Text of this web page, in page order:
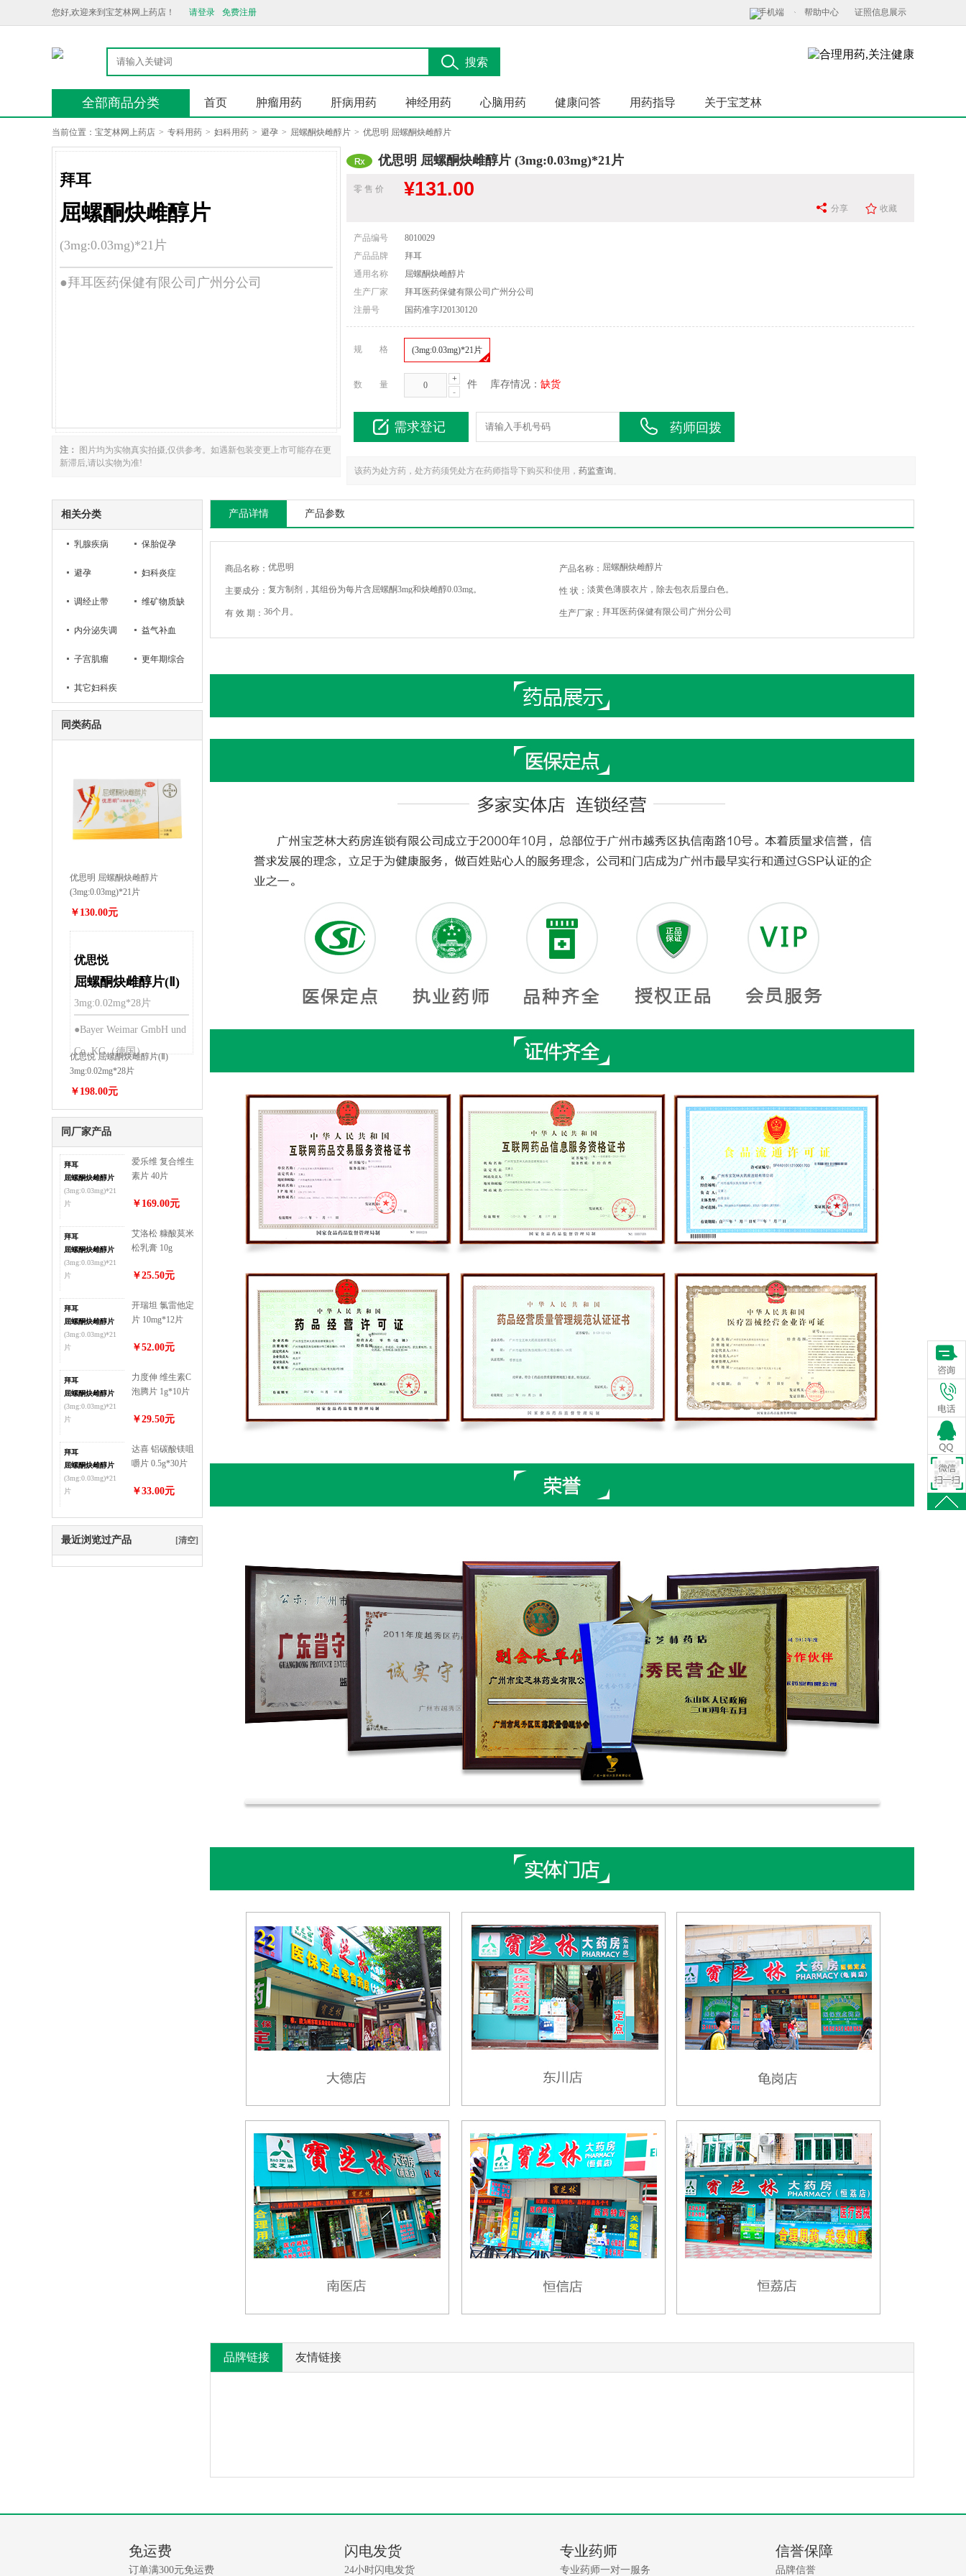
您好,欢迎来到宝芝林网上药店！ 请登录 免费注册 手机端 帮助中心 证照信息展示
搜索
全部商品分类 首页 肿瘤用药 肝病用药 神经用药 心脑用药 健康问答 用药指导 关于宝芝林
当前位置： 宝芝林网上药店 > 专科用药 > 妇科用药 > 避孕 > 屈螺酮炔雌醇片 > 优思明 屈螺酮炔雌醇片
拜耳
屈螺酮炔雌醇片
(3mg:0.03mg)*21片
●拜耳医药保健有限公司广州分公司
注：
图片均为实物真实拍摄,仅供参考。如遇新包装变更上市可能存在更
新滞后,请以实物为准!
优思明 屈螺酮炔雌醇片 (3mg:0.03mg)*21片
零 售 价 ¥131.00
分享 收藏
产品编号
8010029
产品品牌
拜耳
通用名称
屈螺酮炔雌醇片
生产厂家
拜耳医药保健有限公司广州分公司
注册号
国药准字J20130120
规 格 (3mg:0.03mg)*21片
数 量
+
-
件 库存情况： 缺货
需求登记 药师回拨
该药为处方药，处方药须凭处方在药师指导下购买和使用， 药监查询。
相关分类
乳腺疾病 保胎促孕
避孕 妇科炎症
调经止带 维矿物质缺
乏
内分泌失调 益气补血
子宫肌瘤 更年期综合
其它妇科疾
同类药品
优思明 屈螺酮炔雌醇片
(3mg:0.03mg)*21片
￥130.00元
优思悦
屈螺酮炔雌醇片(Ⅱ)
3mg:0.02mg*28片
●Bayer Weimar GmbH und
Co. KG（德国）
优思悦 屈螺酮炔雌醇片(Ⅱ)
3mg:0.02mg*28片
￥198.00元
同厂家产品
拜耳
屈螺酮炔雌醇片
(3mg:0.03mg)*21
片
爱乐维 复合维生
素片 40片
￥169.00元
拜耳
屈螺酮炔雌醇片
(3mg:0.03mg)*21
片
艾洛松 糠酸莫米
松乳膏 10g
￥25.50元
拜耳
屈螺酮炔雌醇片
(3mg:0.03mg)*21
片
开瑞坦 氯雷他定
片 10mg*12片
￥52.00元
拜耳
屈螺酮炔雌醇片
(3mg:0.03mg)*21
片
力度伸 维生素C
泡腾片 1g*10片
￥29.50元
拜耳
屈螺酮炔雌醇片
(3mg:0.03mg)*21
片
达喜 铝碳酸镁咀
嚼片 0.5g*30片
￥33.00元
最近浏览过产品 [清空]
产品详情 产品参数
商品名称： 优思明 产品名称： 屈螺酮炔雌醇片
主要成分： 复方制剂，其组份为每片含屈螺酮3mg和炔雌醇0.03mg。 性 状： 淡黄色薄膜衣片，除去包衣后显白色。
有 效 期： 36个月。 生产厂家： 拜耳医药保健有限公司广州分公司
品牌链接 友情链接
免运费
订单满300元免运费
闪电发货
24小时闪电发货
专业药师
专业药师一对一服务
信誉保障
品牌信誉